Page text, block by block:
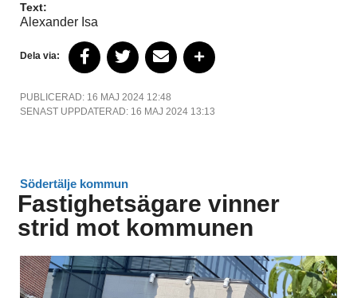
Text:
Alexander Isa
Dela via:
PUBLICERAD: 16 MAJ 2024 12:48
SENAST UPPDATERAD: 16 MAJ 2024 13:13
Södertälje kommun
Fastighetsägare vinner
strid mot kommunen